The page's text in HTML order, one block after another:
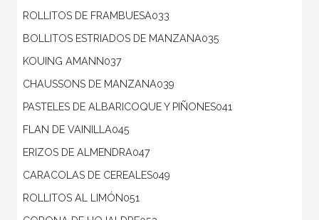
ROLLITOS DE FRAMBUESA033
BOLLITOS ESTRIADOS DE MANZANA035
KOUING AMANN037
CHAUSSONS DE MANZANA039
PASTELES DE ALBARICOQUE Y PIÑONES041
FLAN DE VAINILLA045
ERIZOS DE ALMENDRA047
CARACOLAS DE CEREALES049
ROLLITOS AL LIMÓN051